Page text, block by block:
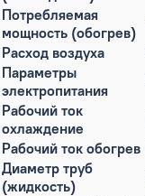
Потребляемая
мощность (обогрев)
Расход воздуха
Параметры
электропитания
Рабочий ток
охлаждение
Рабочий ток обогрев
Диаметр труб
(жидкость)